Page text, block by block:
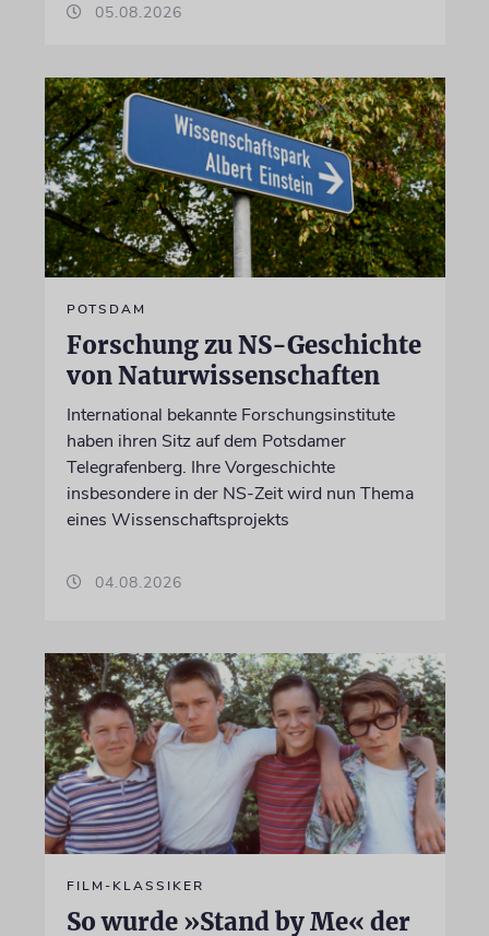
05.08.2026
POTSDAM
Forschung zu NS-Geschichte
von Naturwissenschaften
International bekannte Forschungsinstitute
haben ihren Sitz auf dem Potsdamer
Telegrafenberg. Ihre Vorgeschichte
insbesondere in der NS-Zeit wird nun Thema
eines Wissenschaftsprojekts
04.08.2026
FILM-KLASSIKER
So wurde »Stand by Me« der